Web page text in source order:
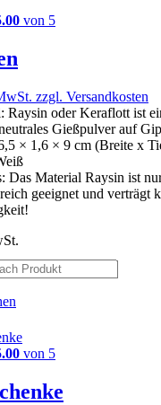
von 5
zzgl. Versandkosten
: Raysin oder Keraflott ist
Gießpulver auf
× 1,6 × 9 cm (Breite x
: Das Material Raysin ist
geeignet und verträgt
Tage
von 5